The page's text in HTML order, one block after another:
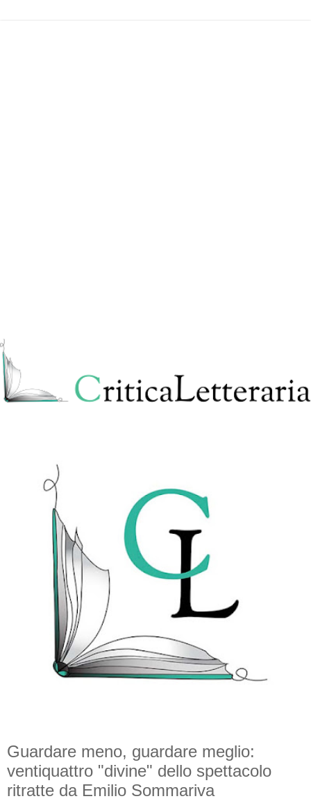
Guardare meno, guardare meglio:
ventiquattro "divine" dello spettacolo
ritratte da Emilio Sommariva